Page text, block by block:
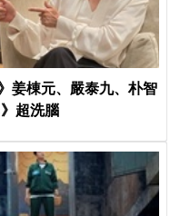
姜棟元、嚴泰九、朴智
超洗腦